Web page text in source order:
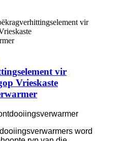
vir
Vrieskaste
word